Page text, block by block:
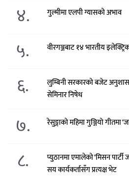
४. गुल्मीमा एलपी ग्यासको अभाव
५. वीरगञ्जबाट १४ भारतीय
६.
लुम्बिनी सरकारको बजेट
सेमिनार निषेध
७. रेसुङ्गाको महिमा गुञ्जियो गीतमा
८.
प्युठानमा एमालेको ‘मिसन
सय कार्यकर्तासँग प्रत्यक्ष भेट